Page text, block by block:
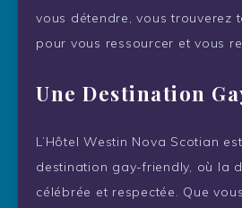
vous détendre, vous trouverez
pour vous ressourcer et vous
Une Destination
L’Hôtel Westin Nova Scotian
destination gay-friendly, où la
célébrée et respectée. Que